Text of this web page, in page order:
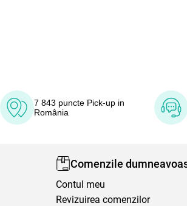
7 843 puncte Pick-up in
România
Comenzile
Contul meu
Revizuirea comenzilor